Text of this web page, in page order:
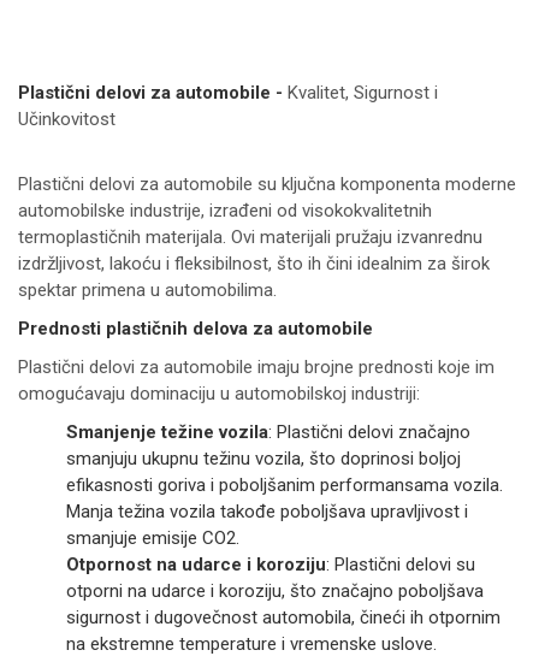
Plastični delovi za automobile - Kvalitet, Sigurnost i
Učinkovitost
Plastični delovi za automobile su ključna komponenta moderne
automobilske industrije, izrađeni od visokokvalitetnih
termoplastičnih materijala. Ovi materijali pružaju izvanrednu
izdržljivost, lakoću i fleksibilnost, što ih čini idealnim za širok
spektar primena u automobilima.
Prednosti plastičnih delova za automobile
Plastični delovi za automobile imaju brojne prednosti koje im
omogućavaju dominaciju u automobilskoj industriji:
Smanjenje težine vozila: Plastični delovi značajno
smanjuju ukupnu težinu vozila, što doprinosi boljoj
efikasnosti goriva i poboljšanim performansama vozila.
Manja težina vozila takođe poboljšava upravljivost i
smanjuje emisije CO2.
Otpornost na udarce i koroziju: Plastični delovi su
otporni na udarce i koroziju, što značajno poboljšava
sigurnost i dugovečnost automobila, čineći ih otpornim
na ekstremne temperature i vremenske uslove.